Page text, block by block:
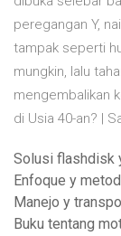
peregangan Y,
tampak seperti
mungkin, lalu
mengembalikan
di Usia 40-an? |
Solusi flashdisk
Enfoque y
Manejo y
Buku tentang